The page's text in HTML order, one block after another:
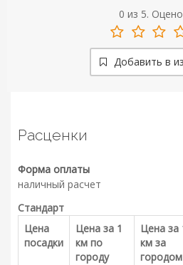
0 из 5.
Добавить в
Расценки
Форма оплаты
наличный расчет
Стандарт
Цена
посадки
Цена за 1
км по
городу
Цена за
км за
городом